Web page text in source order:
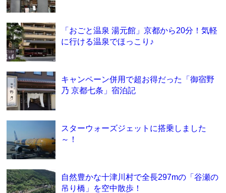
「おごと温泉 湯元館」京都から20分！気軽
に行ける温泉でほっこり♪
キャンペーン併用で超お得だった「御宿野
乃 京都七条」宿泊記
スターウォーズジェットに搭乗しました
～！
自然豊かな十津川村で全長297mの「谷瀬の
吊り橋」を空中散歩！